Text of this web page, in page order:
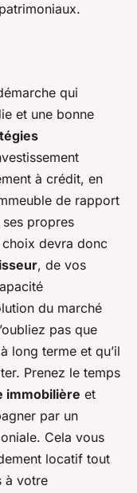
qui
et une bonne
à crédit, en
de rapport
propres
devra donc
, de vos
du marché
pas que
long terme et qu’il
Prenez le temps
immobilière et
par un
Cela vous
locatif tout
à votre